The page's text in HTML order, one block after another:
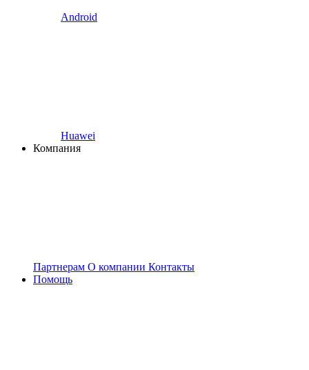
Android
Huawei
Компания
Партнерам О компании Контакты
Помощь